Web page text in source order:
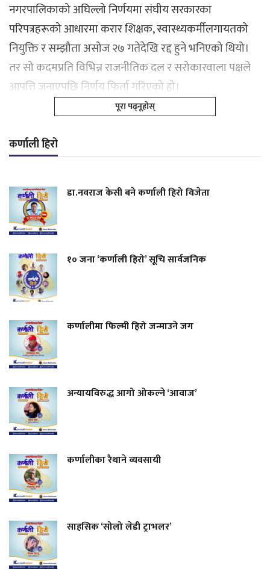
नगरपालिकाको अघिल्लो निर्णयमा संघीय सरकारका
परिपत्रहरूको आधारमा करार शिक्षक, स्वास्थ्यकर्मीलगायतको
नियुक्ति र सम्झौता असोज २७ गतेदेखि रद्द हुने भनिएको थियो।
तर सो कदमप्रति विभिन्न राजनीतिक दल र सरोकारवाला पक्षले
आपत्ति जनाएपछि निर्णय फिर्ता गरिएको हो।
पूरा पढ्नूहोस्
कर्णाली हिरो
डा.नवराज केसी बने कर्णाली हिरो विजेता
१० जना ‘कर्णाली हिरो’ सूचि सार्वजनिक
कर्णालीमा फिल्मी हिरो जन्माउने जग
अन्यायविरुद्ध आगो ओकल्ने ‘आवाज’
कर्णालीका रैथाने व्यवसायी
साहसिक ‘सोलो लेडी ट्राभलर’